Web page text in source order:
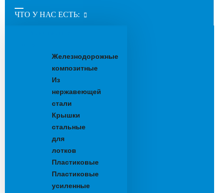
ЧТО У НАС ЕСТЬ:
Железнодорожные
композитные
Из
нержавеющей
стали
Крышки
стальные
для
лотков
Пластиковые
Пластиковые
усиленные